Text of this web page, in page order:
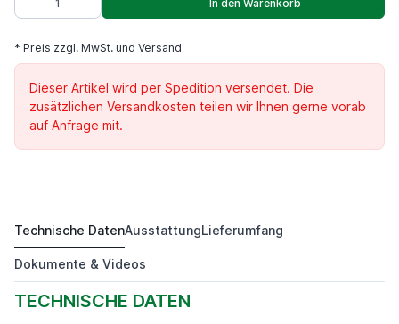
In den Warenkorb
* Preis zzgl. MwSt. und Versand
Dieser Artikel wird per Spedition versendet. Die
zusätzlichen Versandkosten teilen wir Ihnen gerne vorab
auf Anfrage mit.
DKM 1250 S
Preis auf Anfrage*
Technische DatenAusstattungLieferumfang
Dokumente & Videos
TECHNISCHE DATEN